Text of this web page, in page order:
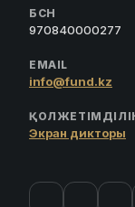
БСН
970840000277
EMAIL
info@fund.kz
Экран дикторы